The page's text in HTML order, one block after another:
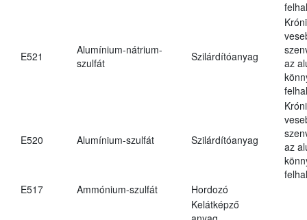
E521
Alumínium-nátrium-
szulfát
Szilárdítóanyag
az
E520 Alumínium-szulfát Szilárdítóanyag
az
E517
Ammónium-szulfát Hordozó
Kelátképző